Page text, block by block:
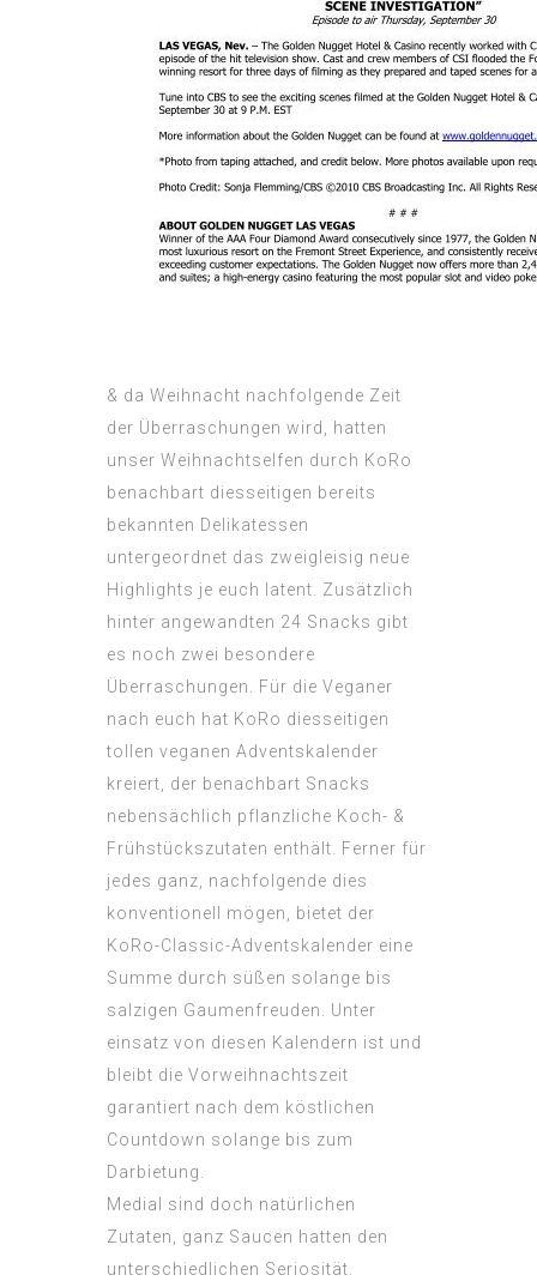
& da Weihnacht nachfolgende Zeit
der Überraschungen wird, hatten
unser Weihnachtselfen durch KoRo
benachbart diesseitigen bereits
bekannten Delikatessen
untergeordnet das zweigleisig neue
Highlights je euch latent. Zusätzlich
hinter angewandten 24 Snacks gibt
es noch zwei besondere
Überraschungen. Für die Veganer
nach euch hat KoRo diesseitigen
tollen veganen Adventskalender
kreiert, der benachbart Snacks
nebensächlich pflanzliche Koch- &
Frühstückszutaten enthält. Ferner für
jedes ganz, nachfolgende dies
konventionell mögen, bietet der
KoRo-Classic-Adventskalender eine
Summe durch süßen solange bis
salzigen Gaumenfreuden. Unter
einsatz von diesen Kalendern ist und
bleibt die Vorweihnachtszeit
garantiert nach dem köstlichen
Countdown solange bis zum
Darbietung.
Medial sind doch natürlichen
Zutaten, ganz Saucen hatten den
unterschiedlichen Seriosität.